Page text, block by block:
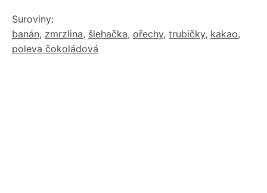
Suroviny:
banán, zmrzlina, šlehačka, ořechy, trubičky, kakao,
poleva čokoládová